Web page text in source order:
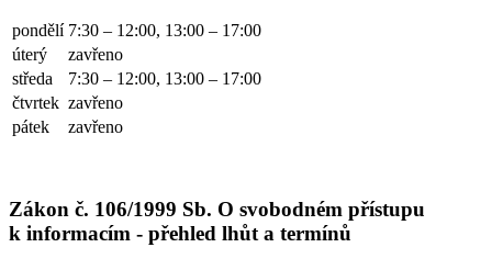
pondělí 7:30 – 12:00, 13:00 – 17:00
úterý
zavřeno
středa
7:30 – 12:00, 13:00 – 17:00
čtvrtek zavřeno
pátek
zavřeno
Zákon č. 106/1999 Sb. O svobodném přístupu
k informacím - přehled lhůt a termínů